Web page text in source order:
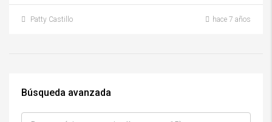
Patty Castillo hace 7 años
Búsqueda avanzada